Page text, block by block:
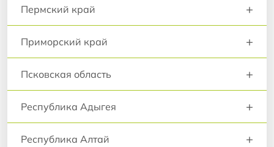
Пермский край +
Приморский край +
Псковская область +
Республика Адыгея +
Республика Алтай +